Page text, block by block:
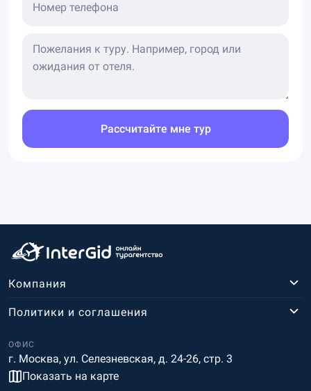
Номер телефона
Рассчитайте мне тур
Компания
ОФИС
г. Москва, ул. Селезневская, д. 24-26, стр. 3
Показать на карте
Политики и соглашения